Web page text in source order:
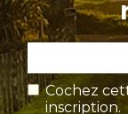
Cochez
inscription.